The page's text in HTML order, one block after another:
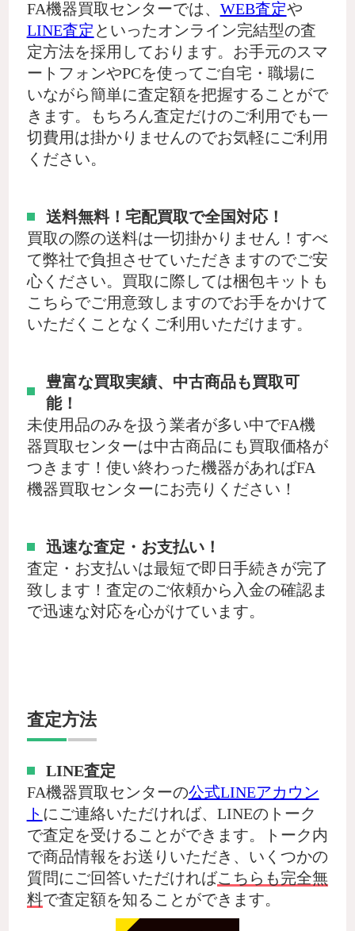
FA機器買取センターでは、 WEB査定や
LINE査定 といったオンライン完結型の査
定方法を採用しております。お手元のスマ
ートフォンやPCを使ってご自宅・職場に
いながら簡単に査定額を把握することがで
きます。もちろん査定だけのご利用でも一
切費用は掛かりませんのでお気軽にご利用
ください。
送料無料！宅配買取で全国対応！
買取の際の送料は一切掛かりません！すべ
て弊社で負担させていただきますのでご安
心ください。買取に際しては梱包キットも
こちらでご用意致しますのでお手をかけて
いただくことなくご利用いただけます。
豊富な買取実績、中古商品も買取可
能！
未使用品のみを扱う業者が多い中でFA機
器買取センターは中古商品にも買取価格が
つきます！使い終わった機器があればFA
機器買取センターにお売りください！
迅速な査定・お支払い！
査定・お支払いは最短で即日手続きが完了
致します！査定のご依頼から入金の確認ま
で迅速な対応を心がけています。
査定方法
LINE査定
FA機器買取センターの公式LINEアカウン
ト にご連絡いただければ、LINEのトーク
で査定を受けることができます。トーク内
で商品情報をお送りいただき、いくつかの
質問にご回答いただければこちらも完全無
料で査定額を知ることができます。